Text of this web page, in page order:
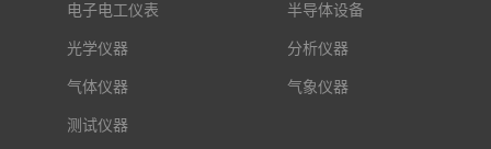
电子电工仪表 半导体设备
光学仪器 分析仪器
气体仪器 气象仪器
测试仪器